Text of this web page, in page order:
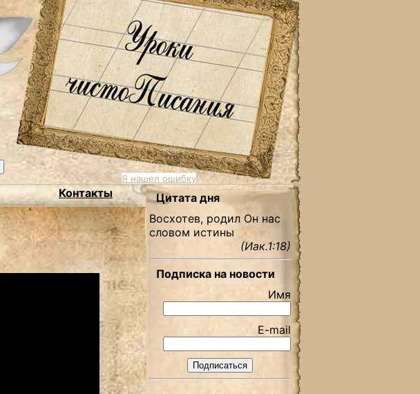
Я нашел ошибку
Контакты
Цитата дня
Восхотев, родил Он нас
словом истины
(Иак.1:18)
Подписка на новости
Имя
E-mail